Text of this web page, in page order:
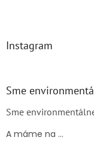
Instagram
Sme
Sme
A máme na ...